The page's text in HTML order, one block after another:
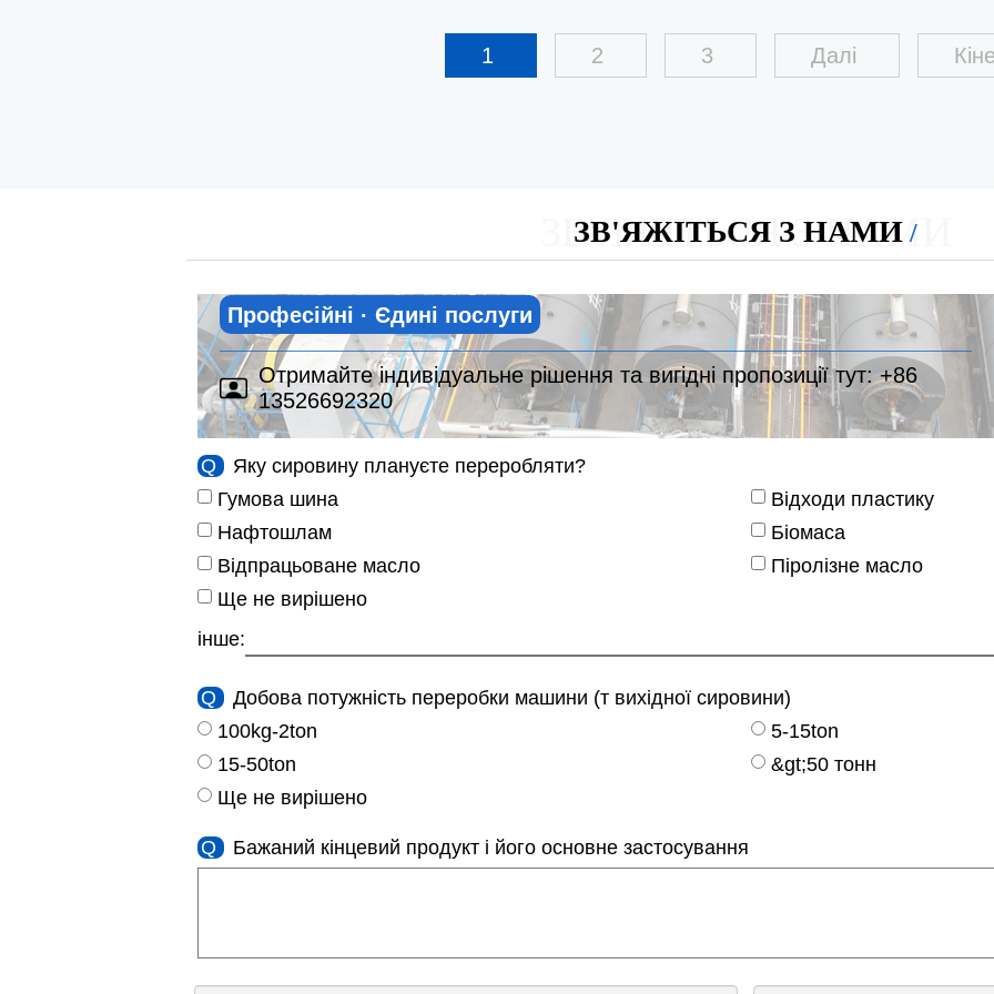
1 2 3 Далі
ЗВ'ЯЖІТЬСЯ З НАМИ
ЗВ'ЯЖІТЬСЯ З НАМИ
Професійні · Єдині послуги
Отримайте індивідуальне рішення та вигідні пропозиції тут:+86
13526692320
Q
Яку сировину плануєте переробляти?
Гумова шина
Відходи пластику
Нафтошлам
Біомаса
Відпрацьоване масло
Піролізне масло
Ще не вирішено
інше:
Q
Добова потужність переробки машини (т вихідної сировини)
100kg-2ton
5-15ton
15-50ton
&gt;50 тонн
Ще не вирішено
Q Бажаний кінцевий продукт і його основне застосування